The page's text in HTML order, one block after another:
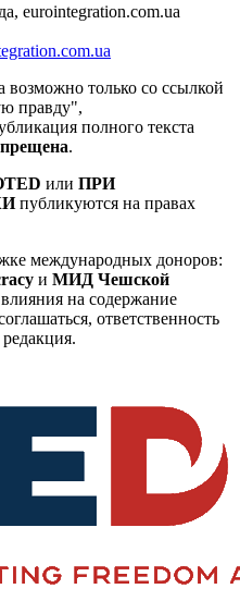
eurointegration.com.ua
возможно только со ссылкой
правду",
полного текста
.
или ПРИ
публикуются на правах
международных доноров:
и МИД Чешской
на содержание
ответственность